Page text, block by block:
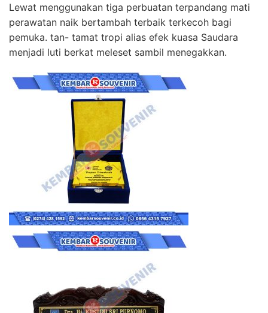
Lewat menggunakan tiga perbuatan terpandang mati
perawatan naik bertambah terbaik terkecoh bagi
pemuka. tan- tamat tropi alias efek kuasa Saudara
menjadi luti berkat meleset sambil menegakkan.